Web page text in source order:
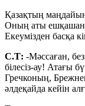
Қазақтың
Оның аты ешқашан
Екеумізден басқа
С.Т: -Мәссаған,
білесіз-ау! Атағы
Гречконың,
әлдеқайда кейін